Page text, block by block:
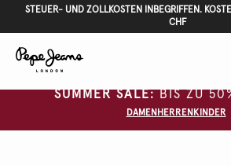
STEUER- UND ZOLLKOSTEN INBEGRIFFEN.
CHF
SUMMER SALE:BIS ZU
DAMEN HERREN KINDER